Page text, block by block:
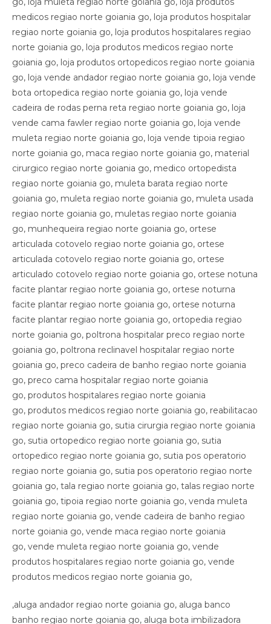
,aluga andador regiao norte goiania go, aluga banco
banho regiao norte goiania go, aluga bota imbilizadora